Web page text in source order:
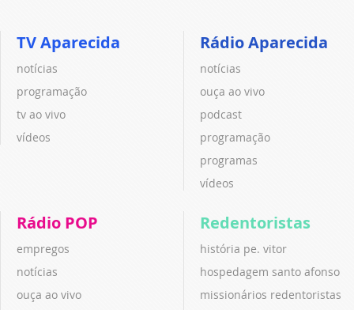
TV Aparecida
notícias
programação
tv ao vivo
vídeos
Rádio Aparecida
notícias
ouça ao vivo
podcast
programação
programas
vídeos
Rádio POP
empregos
notícias
ouça ao vivo
Redentoristas
história pe. vitor
hospedagem santo afonso
missionários redentoristas